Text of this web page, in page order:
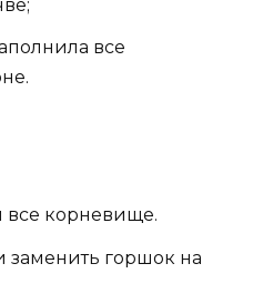
все
корневище.
горшок на